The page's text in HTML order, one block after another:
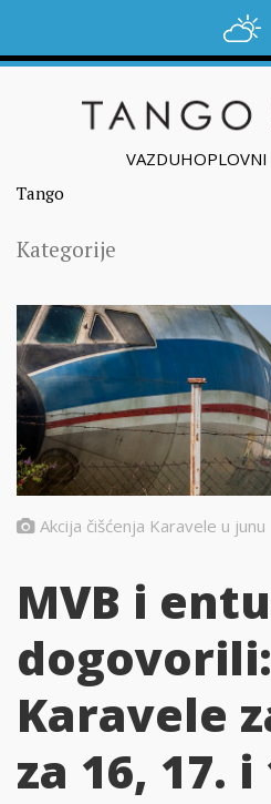
VAZDUHOPLOVNI
Tango
Kategorije
Akcija čišćenja Karavele u junu
MVB i
Karavele
za 16, 17.